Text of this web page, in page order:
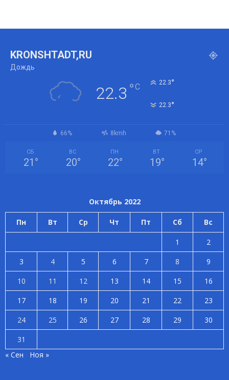
KRONSHTADT,RU
Дождь
22.3 °C 22.3°
22.3°
66% 8kmh 71%
СБ
21 °
ВС
20°
ПН
22°
ВТ
19°
СР
14°
Октябрь 2022
Пн Вт Ср Чт Пт Сб Вс
1
2
3
4 5 6 7 8
9
10
11 12 13 14 15
16
17
18 19 20 21 22
23
24
25 26 27 28 29
30
31
« Сен
Ноя »